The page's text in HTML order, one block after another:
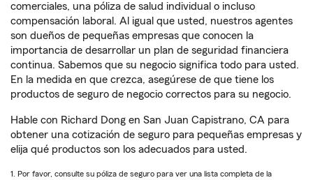
comerciales, una póliza de salud individual o incluso
compensación laboral. Al igual que usted, nuestros agentes
son dueños de pequeñas empresas que conocen la
importancia de desarrollar un plan de seguridad financiera
continua. Sabemos que su negocio significa todo para usted.
En la medida en que crezca, asegúrese de que tiene los
productos de seguro de negocio correctos para su negocio.
Hable con Richard Dong en San Juan Capistrano, CA para
obtener una cotización de seguro para pequeñas empresas y
elija qué productos son los adecuados para usted.
1. Por favor, consulte su póliza de seguro para ver una lista completa de la